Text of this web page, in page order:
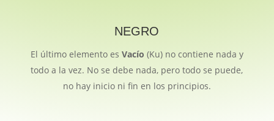
NEGRO
El último elemento es Vacío (Ku) no contiene nada y
todo a la vez. No se debe nada, pero todo se puede,
no hay inicio ni fin en los principios.